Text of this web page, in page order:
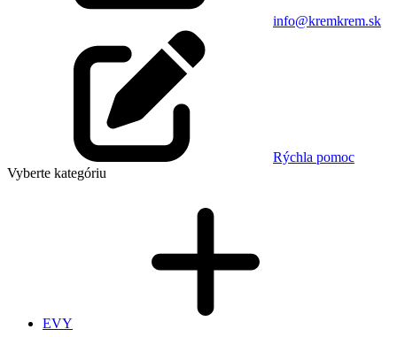
info@kremkrem.sk
Rýchla pomoc
Vyberte kategóriu
EVY